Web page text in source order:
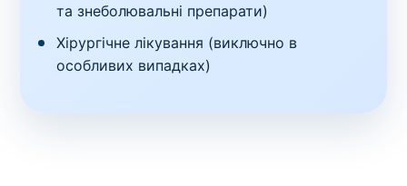
та знеболювальні препарати)
Хірургічне лікування (виключно в
особливих випадках)